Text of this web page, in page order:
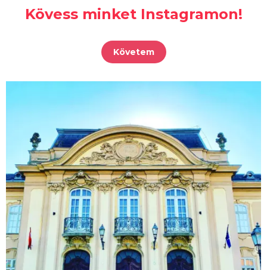
Kövess minket Instagramon!
Követem